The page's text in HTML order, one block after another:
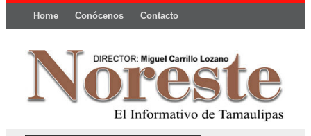
Home Conócenos Contacto